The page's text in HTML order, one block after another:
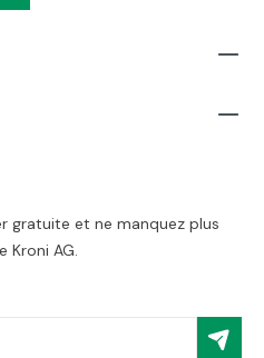
gratuite et ne manquez plus
Kroni AG.